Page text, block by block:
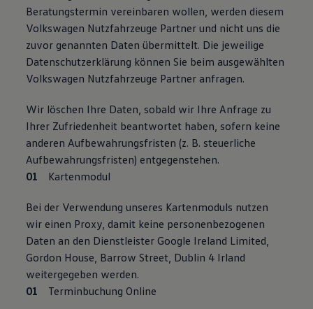
Beratungstermin vereinbaren wollen, werden diesem
Volkswagen Nutzfahrzeuge Partner und nicht uns die
zuvor genannten Daten übermittelt. Die jeweilige
Datenschutzerklärung können Sie beim ausgewählten
Volkswagen Nutzfahrzeuge Partner anfragen.
Wir löschen Ihre Daten, sobald wir Ihre Anfrage zu
Ihrer Zufriedenheit beantwortet haben, sofern keine
anderen Aufbewahrungsfristen (z. B. steuerliche
Aufbewahrungsfristen) entgegenstehen.
Kartenmodul
Bei der Verwendung unseres Kartenmoduls nutzen
wir einen Proxy, damit keine personenbezogenen
Daten an den Dienstleister Google Ireland Limited,
Gordon House, Barrow Street, Dublin 4 Irland
weitergegeben werden.
Terminbuchung Online